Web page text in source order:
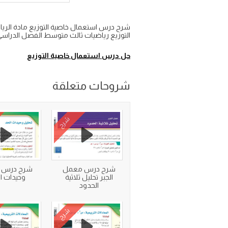
التوزيع رياضيات ثالث متوسط الفصل
حل درس استعمال خاصية التوزيع
شروحات متعلقة
شرح
شرح درس معمل
الجبر تحليل ثلاثية
الحدود
شرح درس
وحيدات
شرح